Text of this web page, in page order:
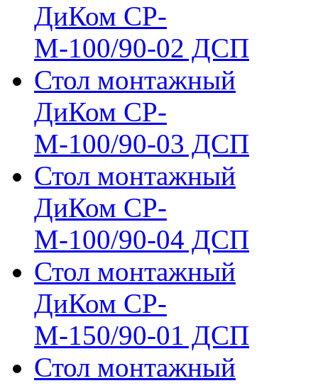
ДиКом СР-
М-100/90-02 ДСП
Стол монтажный
ДиКом СР-
М-100/90-03 ДСП
Стол монтажный
ДиКом СР-
М-100/90-04 ДСП
Стол монтажный
ДиКом СР-
М-150/90-01 ДСП
Стол монтажный